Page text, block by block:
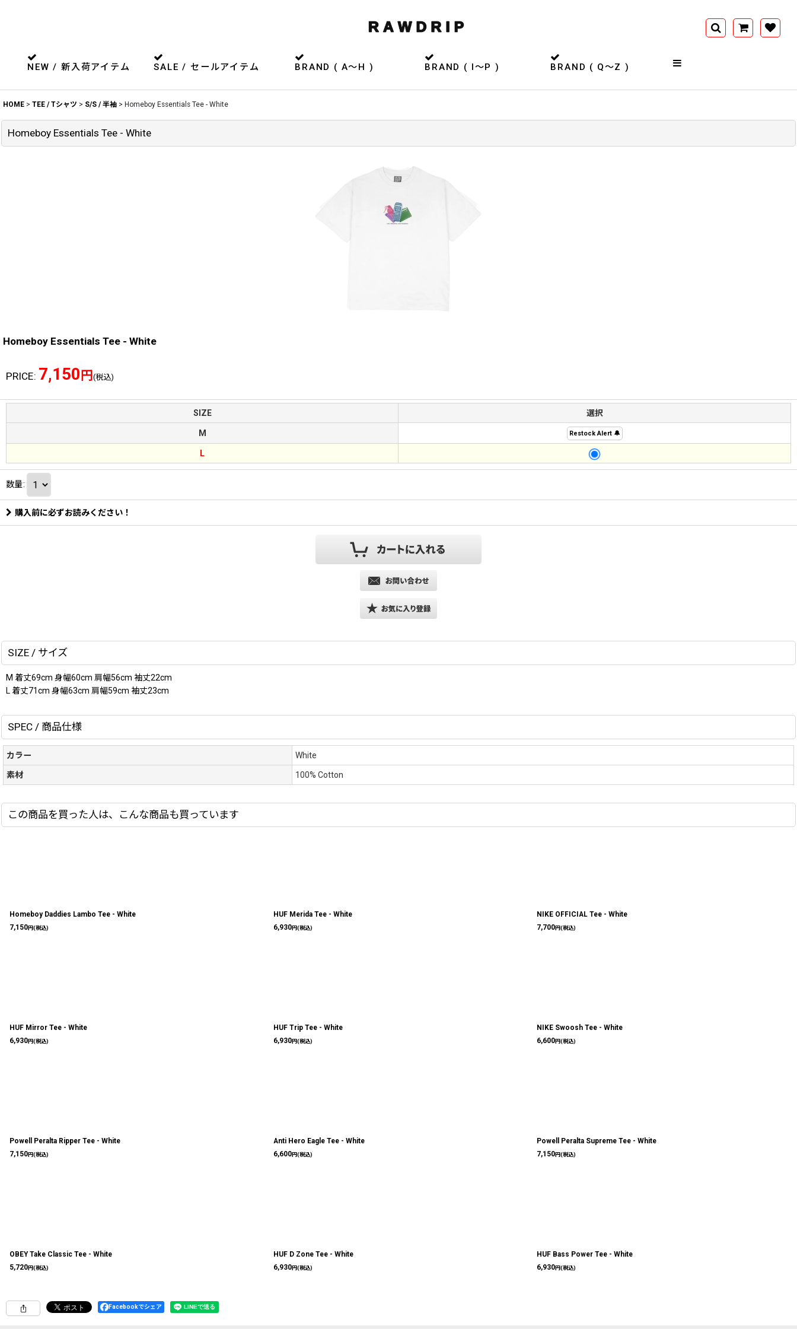
NEW / 新入荷アイテム SALE / セールアイテム BRAND ( A〜H ) BRAND ( I〜P ) BRAND ( Q〜Z )
HOME > TEE / Tシャツ > S/S / 半袖 > Homeboy Essentials Tee - White
Homeboy Essentials Tee - White
Homeboy Essentials Tee - White
PRICE: 7,150 円 (税込)
SIZE 選択
M Restock Alert 🔔
L
数量:
購入前に必ずお読みください！
SIZE / サイズ
M 着丈69cm 身幅60cm 肩幅56cm 袖丈22cm
L 着丈71cm 身幅63cm 肩幅59cm 袖丈23cm
SPEC / 商品仕様
カラー White
素材 100% Cotton
この商品を買った人は、こんな商品も買っています
Homeboy Daddies Lambo Tee - White
7,150円(税込)
HUF Merida Tee - White
6,930円(税込)
NIKE OFFICIAL Tee - White
7,700円(税込)
HUF Mirror Tee - White
6,930円(税込)
HUF Trip Tee - White
6,930円(税込)
NIKE Swoosh Tee - White
6,600円(税込)
Powell Peralta Ripper Tee - White
7,150円(税込)
Anti Hero Eagle Tee - White
6,600円(税込)
Powell Peralta Supreme Tee - White
7,150円(税込)
OBEY Take Classic Tee - White
5,720円(税込)
HUF D Zone Tee - White
6,930円(税込)
HUF Bass Power Tee - White
6,930円(税込)
Facebookでシェア